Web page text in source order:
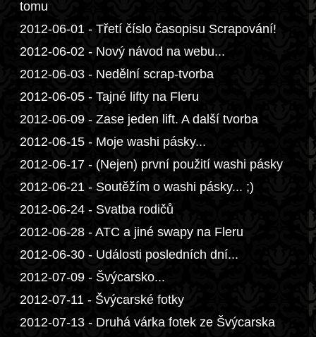
tomu
2012-06-01 - Třetí číslo časopisu Scrapování!
2012-06-02 - Nový návod na webu...
2012-06-03 - Nedělní scrap-tvorba
2012-06-05 - Tajné lifty na Fleru
2012-06-09 - Zase jeden lift. A další tvorba
2012-06-15 - Moje washi pásky...
2012-06-17 - (Nejen) první použití washi pásky
2012-06-21 - Soutěžím o washi pásky... ;)
2012-06-24 - Svatba rodičů
2012-06-28 - ATC a jiné swapy na Fleru
2012-06-30 - Události posledních dní...
2012-07-09 - Švýcarsko...
2012-07-11 - Švýcarské fotky
2012-07-13 - Druhá várka fotek ze Švýcarska